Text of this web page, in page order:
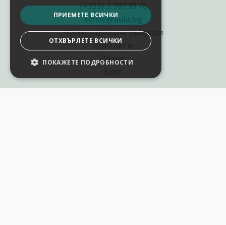
(+359) 2 987 8176
office@aula.bg
Често задавани въпроси
Контакти
За нас
ПРИЕМЕТЕ ВСИЧКИ
ОТХВЪРЛЕТЕ ВСИЧКИ
ПОКАЖЕТЕ ПОДРОБНОСТИ